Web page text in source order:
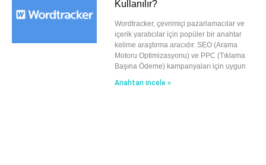
Kullanılır?
Wordtracker, çevrimiçi pazarlamacılar ve
içerik yaratıcılar için popüler bir anahtar
kelime araştırma aracıdır. SEO (Arama
Motoru Optimizasyonu) ve PPC (Tıklama
Başına Ödeme) kampanyaları için uygun
Anahtarı incele »